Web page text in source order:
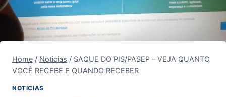
Home / Noticias / SAQUE DO PIS/PASEP – VEJA QUANTO
VOCÊ RECEBE E QUANDO RECEBER
NOTICIAS